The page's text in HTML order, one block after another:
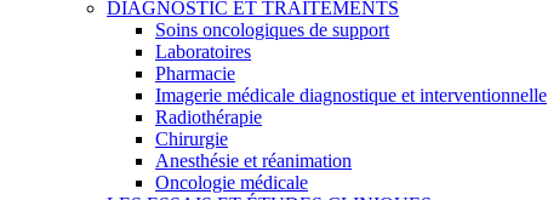
DIAGNOSTIC ET TRAITEMENTS
Soins oncologiques de support
Laboratoires
Pharmacie
Imagerie médicale diagnostique et interventionnelle
Radiothérapie
Chirurgie
Anesthésie et réanimation
Oncologie médicale